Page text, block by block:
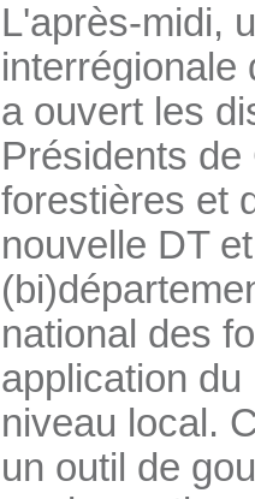
L'après-midi,
interrégionale
a ouvert les
Présidents
forestières et
nouvelle DT
national des
application
niveau local.
un outil de